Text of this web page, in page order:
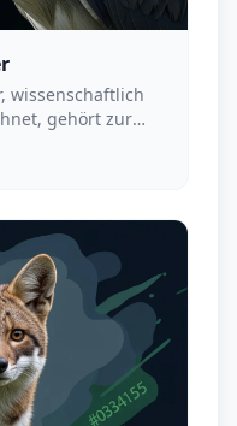
wissenschaftlich
gehört zur